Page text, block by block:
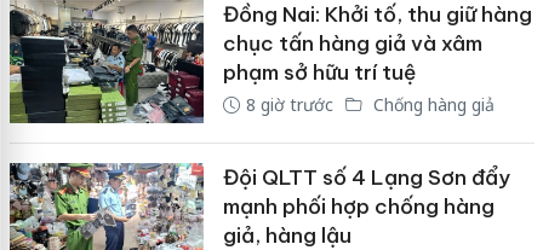
Đồng Nai: Khởi tố, thu giữ hàng
chục tấn hàng giả và xâm
phạm sở hữu trí tuệ
8 giờ trước Chống hàng giả
Đội QLTT số 4 Lạng Sơn đẩy
mạnh phối hợp chống hàng
giả, hàng lậu